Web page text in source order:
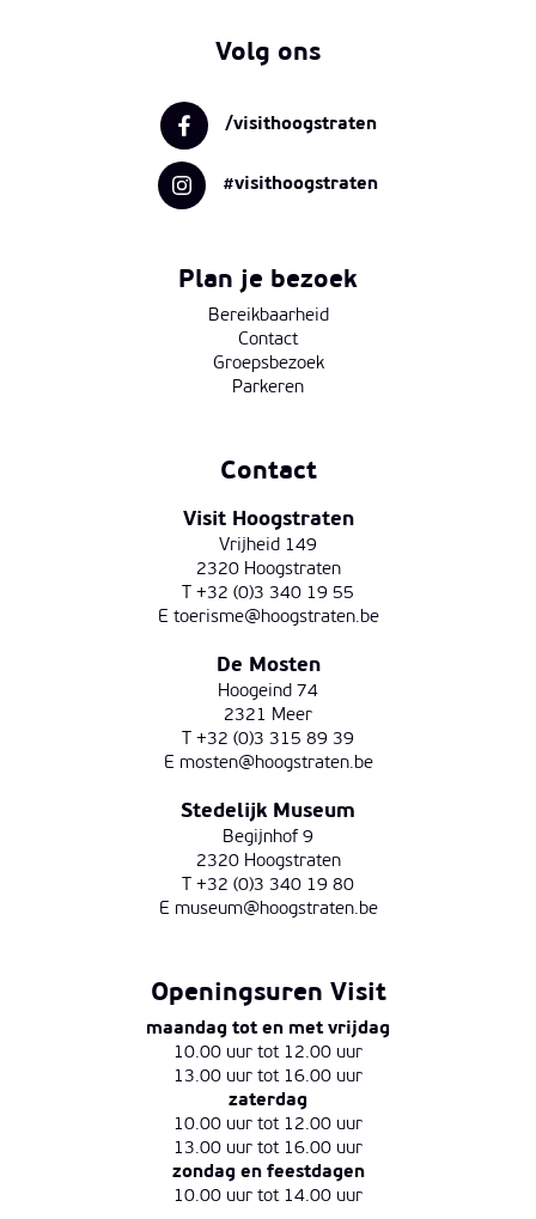
Volg ons
/visithoogstraten
#visithoogstraten
Plan je bezoek
Bereikbaarheid
Contact
Groepsbezoek
Parkeren
Contact
Visit Hoogstraten
Vrijheid 149
2320 Hoogstraten
T +32 (0)3 340 19 55
E toerisme@hoogstraten.be
De Mosten
Hoogeind 74
2321 Meer
T +32 (0)3 315 89 39
E mosten@hoogstraten.be
Stedelijk Museum
Begijnhof 9
2320 Hoogstraten
T +32 (0)3 340 19 80
E museum@hoogstraten.be
Openingsuren Visit
maandag tot en met vrijdag
10.00 uur tot 12.00 uur
13.00 uur tot 16.00 uur
zaterdag
10.00 uur tot 12.00 uur
13.00 uur tot 16.00 uur
zondag en feestdagen
10.00 uur tot 14.00 uur